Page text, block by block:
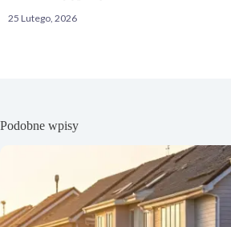
25 Lutego, 2026
Podobne wpisy